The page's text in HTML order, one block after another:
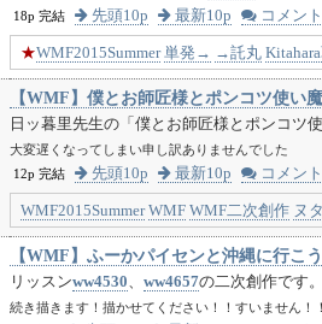
18p 完結
先頭10p 最新10p コメント
★WMF2015Summer 単発→ →託丸
【WMF】僕とお師匠様とポンコツ使い
日ッ暮里先生の「僕とお師匠様とポンコツ
大変遅くなってしまい申し訳ありませんでした
12p 完結
先頭10p 最新10p コメント
WMF2015Summer WMF WMF二次創作 ヌ
【WMF】ふーかパイセンと沖縄に行こ
リッスンww4530、 ww4657の二次創作です
続き描きます！描かせてください！！すいません！